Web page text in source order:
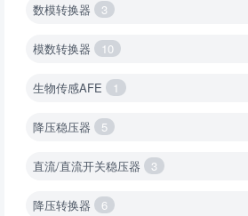
数模转换器 3
模数转换器 10
生物传感AFE 1
降压稳压器 5
直流/直流开关稳压器 3
降压转换器 6